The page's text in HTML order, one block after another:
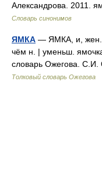
Александрова. 2011.
Словарь синонимов
ЯМКА — ЯМКА, и, жен.
чём н. | уменьш.
словарь Ожегова.
Толковый словарь Ожегова